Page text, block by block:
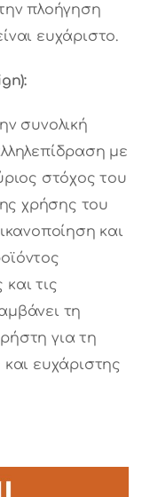
πλοήγηση
ευχάριστο.
συνολική
με
στόχος του
χρήσης του
και
τις
τη
για τη
και ευχάριστης